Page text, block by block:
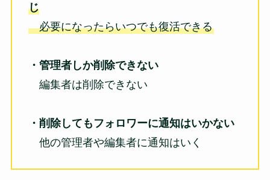
じ
必要になったらいつでも復活できる
・管理者しか削除できない
編集者は削除できない
・削除してもフォロワーに通知はいかない
他の管理者や編集者に通知はいく